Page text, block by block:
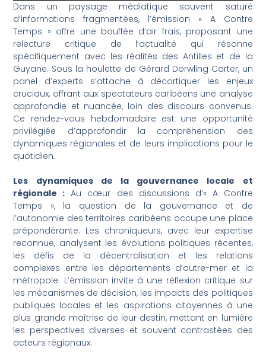
Dans un paysage médiatique souvent saturé
d’informations fragmentées, l’émission « A Contre
Temps » offre une bouffée d’air frais, proposant une
relecture critique de l’actualité qui résonne
spécifiquement avec les réalités des Antilles et de la
Guyane. Sous la houlette de Gérard Dorwling Carter, un
panel d’experts s’attache à décortiquer les enjeux
cruciaux, offrant aux spectateurs caribéens une analyse
approfondie et nuancée, loin des discours convenus.
Ce rendez-vous hebdomadaire est une opportunité
privilégiée d’approfondir la compréhension des
dynamiques régionales et de leurs implications pour le
quotidien.
Les dynamiques de la gouvernance locale et
régionale : Au cœur des discussions d’« A Contre
Temps », la question de la gouvernance et de
l’autonomie des territoires caribéens occupe une place
prépondérante. Les chroniqueurs, avec leur expertise
reconnue, analysent les évolutions politiques récentes,
les défis de la décentralisation et les relations
complexes entre les départements d’outre-mer et la
métropole. L’émission invite à une réflexion critique sur
les mécanismes de décision, les impacts des politiques
publiques locales et les aspirations citoyennes à une
plus grande maîtrise de leur destin, mettant en lumière
les perspectives diverses et souvent contrastées des
acteurs régionaux.